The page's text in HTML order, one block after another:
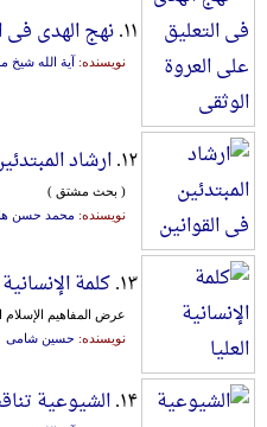
۱۱. نهج الهدی فی
نویسنده: آیة الله
۱۲. ارشاد
( بحث مشتق )
نویسنده: محمد حسن
۱۳. کلمة الإنسانیة
عرض المفاهیم
نویسنده: حسین شامی
۱۴. الشیوعیة